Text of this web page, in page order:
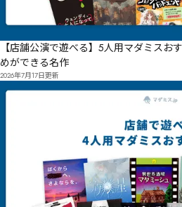
【店舗公演で遊べる】5人用マダミスお
めができる名作
2026年7月17日更新